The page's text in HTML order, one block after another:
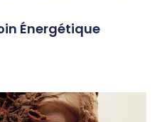
Énergétique